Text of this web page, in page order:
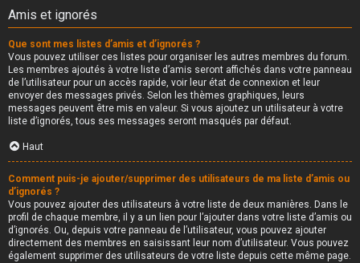
Amis et ignorés
Que sont mes listes d’amis et d’ignorés ?
Vous pouvez utiliser ces listes pour organiser les autres membres du forum.
Les membres ajoutés à votre liste d’amis seront affichés dans votre panneau
de l’utilisateur pour un accès rapide, voir leur état de connexion et leur
envoyer des messages privés. Selon les thèmes graphiques, leurs
messages peuvent être mis en valeur. Si vous ajoutez un utilisateur à votre
liste d’ignorés, tous ses messages seront masqués par défaut.
Haut
Comment puis-je ajouter/supprimer des utilisateurs de ma liste d’amis ou
d’ignorés ?
Vous pouvez ajouter des utilisateurs à votre liste de deux manières. Dans le
profil de chaque membre, il y a un lien pour l’ajouter dans votre liste d’amis ou
d’ignorés. Ou, depuis votre panneau de l’utilisateur, vous pouvez ajouter
directement des membres en saisissant leur nom d’utilisateur. Vous pouvez
également supprimer des utilisateurs de votre liste depuis cette même page.